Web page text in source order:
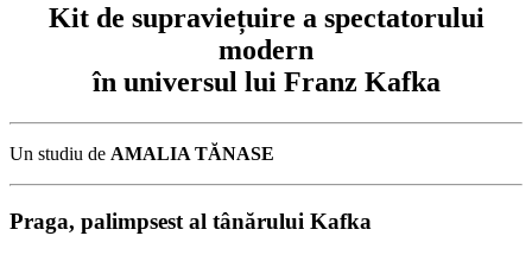
16
Kit de supraviețuire a spectatorului
modern
în universul lui Franz Kafka
Un studiu de AMALIA TĂNASE
Praga, palimpsest al tânărului Kafka